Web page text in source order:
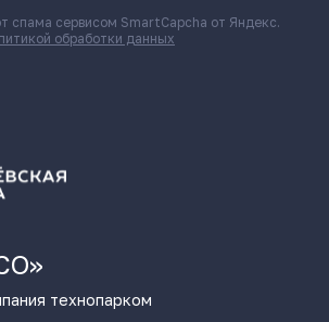
спама сервисом SmartCapcha от Яндекс.
обработки данных
технопарком